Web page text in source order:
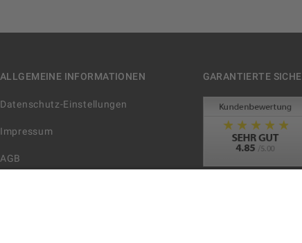
ALLGEMEINE INFORMATIONEN
Datenschutz-Einstellungen
Impressum
AGB
GARANTIERTE